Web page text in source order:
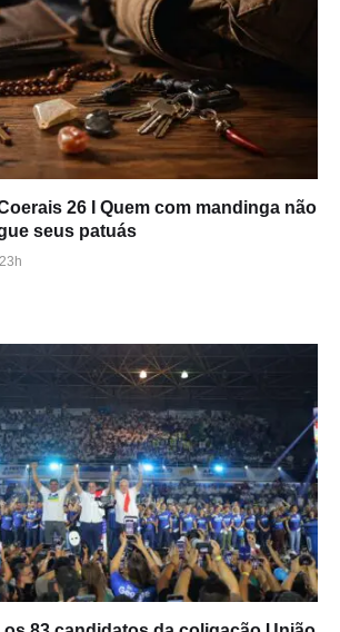
26 I Quem com mandinga não
seus patuás